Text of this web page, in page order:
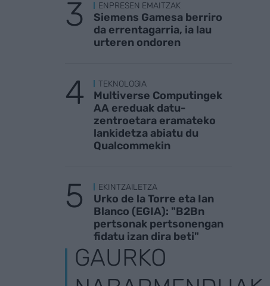
ENPRESEN EMAITZAK
Siemens Gamesa berriro
da errentagarria, ia lau
urteren ondoren
TEKNOLOGIA
Multiverse Computingek
AA ereduak datu-
zentroetara eramateko
lankidetza abiatu du
Qualcommekin
EKINTZAILETZA
Urko de la Torre eta Ian
Blanco (EGIA): "B2Bn
pertsonak pertsonengan
fidatu izan dira beti"
GAURKO